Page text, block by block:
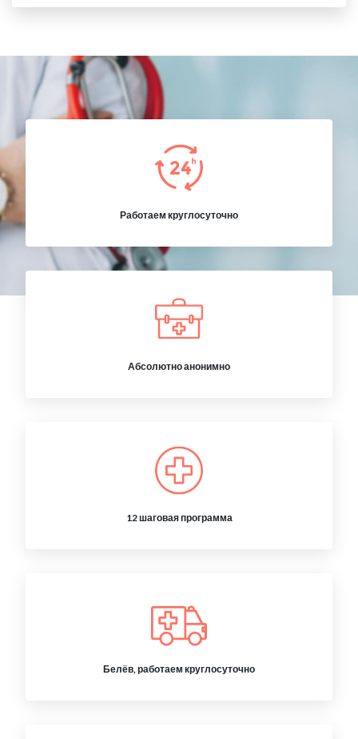
Работаем круглосуточно
Абсолютно анонимно
12 шаговая программа
Белёв, работаем круглосуточно